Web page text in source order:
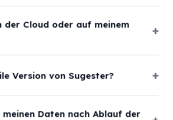
der Cloud oder auf meinem
Version von Sugester?
Daten nach Ablauf der